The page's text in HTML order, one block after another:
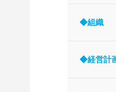
◆組織
◆経営計